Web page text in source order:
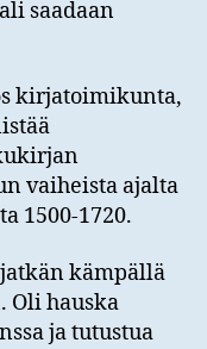
saadaan
kirjatoimikunta,
vaiheista ajalta
1500-1720.
kämpällä
Oli hauska
ja tutustua